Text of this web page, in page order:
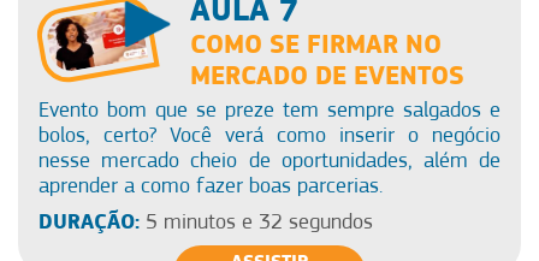
AULA 7
COMO SE FIRMAR NO
MERCADO DE EVENTOS
Evento bom que se preze tem sempre salgados e
bolos, certo? Você verá como inserir o negócio
nesse mercado cheio de oportunidades, além de
aprender a como fazer boas parcerias.
DURAÇÃO:5 minutos e 32 segundos